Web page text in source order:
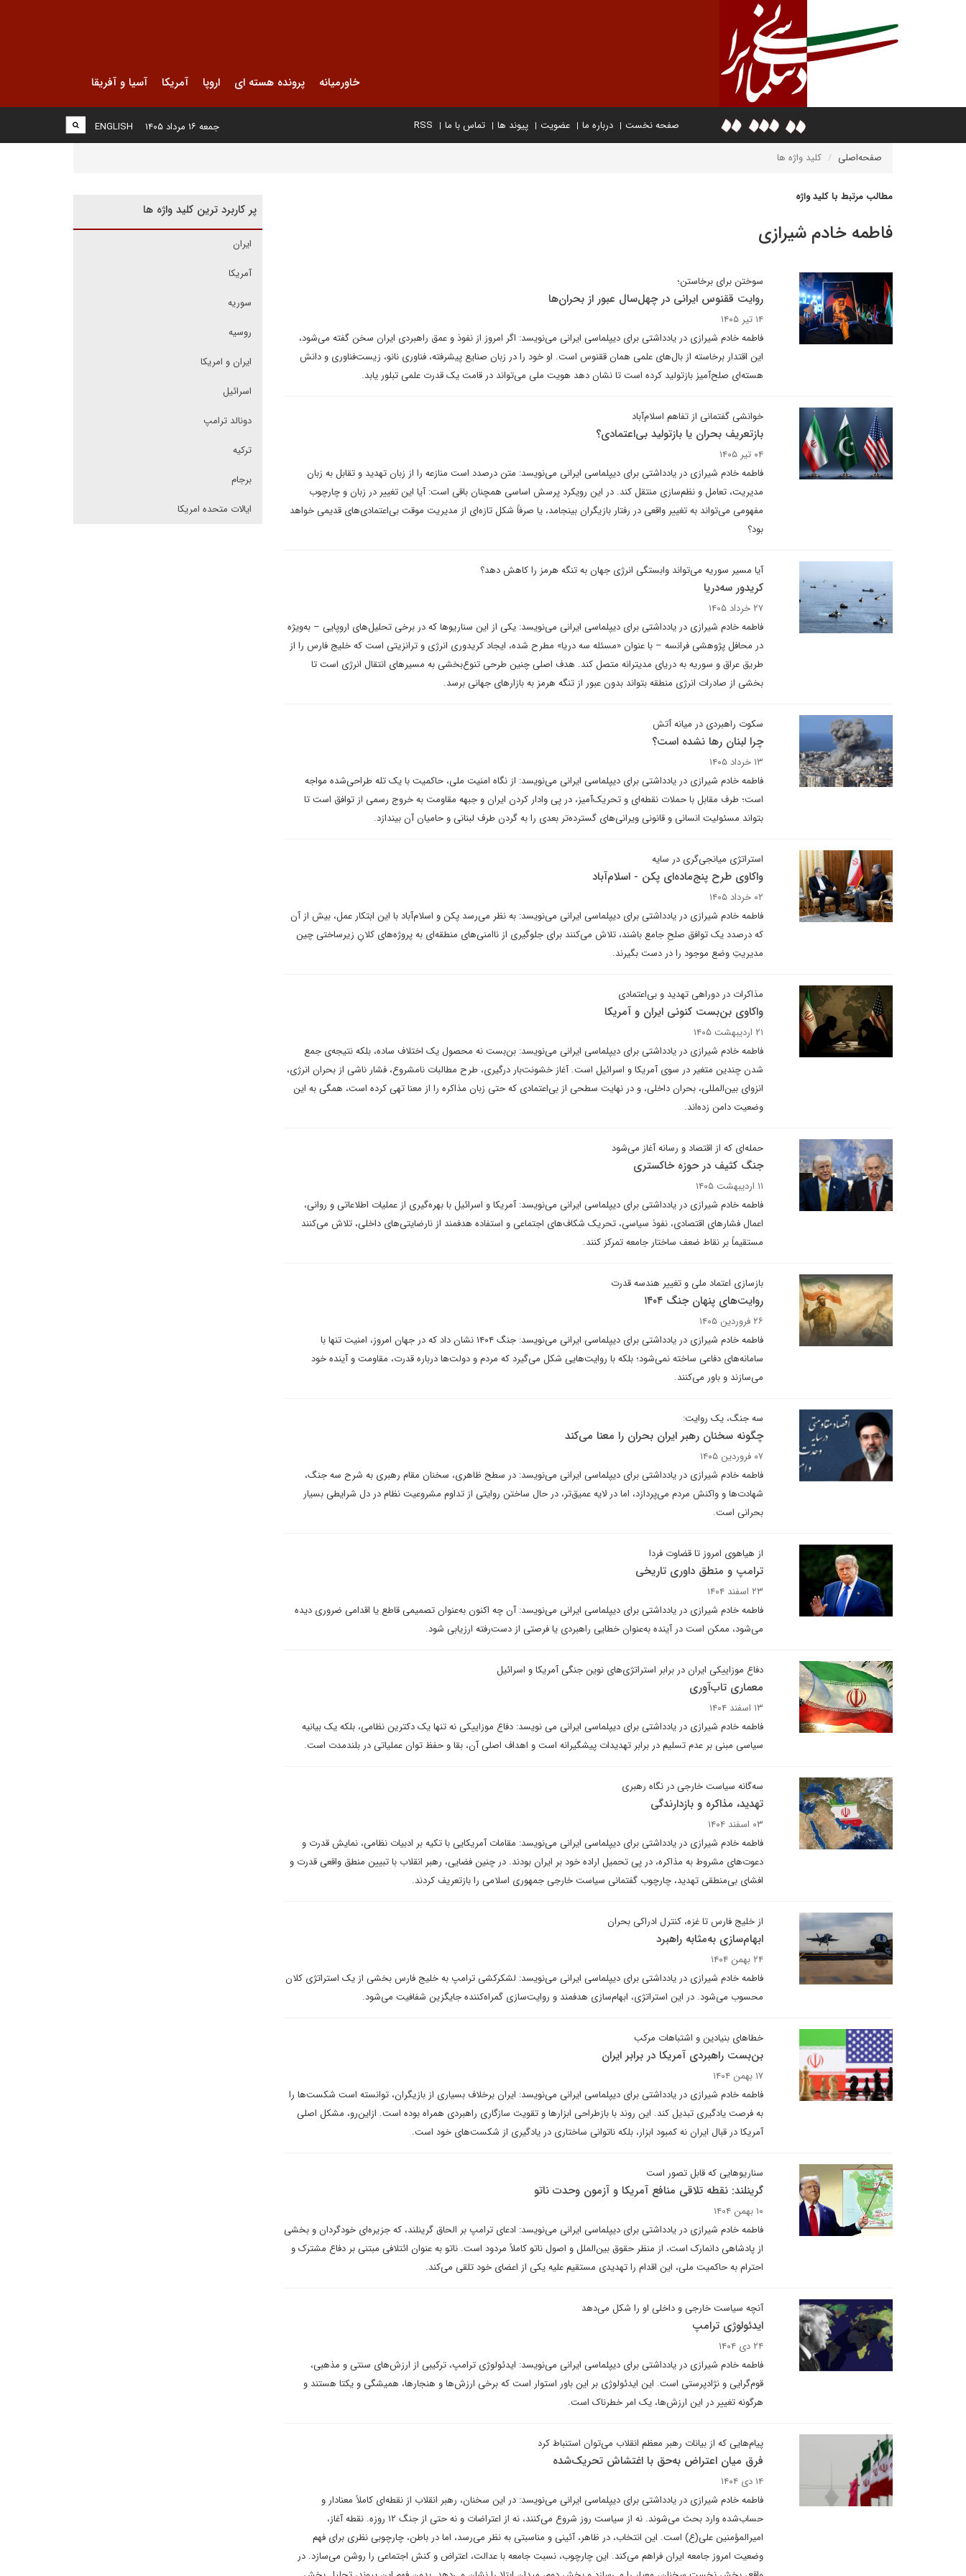
خاورمیانه پرونده هسته ای اروپا آمریکا آسیا و آفریقا
صفحه نخست درباره ما عضویت پیوند ها تماس با ما RSS
ENGLISH جمعه ۱۶ مرداد ۱۴۰۵
صفحه‌اصلی کلید واژه ها
مطالب مرتبط با کلید واژه
فاطمه خادم شیرازی
سوختن برای برخاستن؛
روایت ققنوس ایرانی در چهل‌سال عبور از بحران‌ها
۱۴ تیر ۱۴۰۵
فاطمه خادم شیرازی در یادداشتی برای دیپلماسی ایرانی می‌نویسد: اگر امروز از نفوذ و عمق راهبردی ایران سخن گفته می‌شود،
این اقتدار برخاسته از بال‌های علمی همان ققنوس است. او خود را در زبان صنایع پیشرفته، فناوری نانو، زیست‌فناوری و دانش
هسته‌ای صلح‌آمیز بازتولید کرده است تا نشان دهد هویت ملی می‌تواند در قامت یک قدرت علمی تبلور یابد.
خوانشی گفتمانی از تفاهم اسلام‌آباد
بازتعریف بحران یا بازتولید بی‌اعتمادی؟
۰۴ تیر ۱۴۰۵
فاطمه خادم شیرازی در یادداشتی برای دیپلماسی ایرانی می‌نویسد: متن درصدد است منازعه را از زبان تهدید و تقابل به زبان
مدیریت، تعامل و نظم‌سازی منتقل کند. در این رویکرد پرسش اساسی همچنان باقی است: آیا این تغییر در زبان و چارچوب
مفهومی می‌تواند به تغییر واقعی در رفتار بازیگران بینجامد، یا صرفاً شکل تازه‌ای از مدیریت موقت بی‌اعتمادی‌های قدیمی خواهد
بود؟
آیا مسیر سوریه می‌تواند وابستگی انرژی جهان به تنگه هرمز را کاهش دهد؟
کریدور سه‌دریا
۲۷ خرداد ۱۴۰۵
فاطمه خادم شیرازی در یادداشتی برای دیپلماسی ایرانی می‌نویسد: یکی از این سناریوها که در برخی تحلیل‌های اروپایی – به‌ویژه
در محافل پژوهشی فرانسه – با عنوان «مسئله سه دریا» مطرح شده، ایجاد کریدوری انرژی و ترانزیتی است که خلیج فارس را از
طریق عراق و سوریه به دریای مدیترانه متصل کند. هدف اصلی چنین طرحی تنوع‌بخشی به مسیرهای انتقال انرژی است تا
بخشی از صادرات انرژی منطقه بتواند بدون عبور از تنگه هرمز به بازارهای جهانی برسد.
سکوت راهبردی در میانه آتش
چرا لبنان رها نشده است؟
۱۳ خرداد ۱۴۰۵
فاطمه خادم شیرازی در یادداشتی برای دیپلماسی ایرانی می‌نویسد: از نگاه امنیت ملی، حاکمیت با یک تله طراحی‌شده مواجه
است؛ طرف مقابل با حملات نقطه‌ای و تحریک‌آمیز، در پی وادار کردن ایران و جبهه مقاومت به خروج رسمی از توافق است تا
بتواند مسئولیت انسانی و قانونی ویرانی‌های گسترده‌تر بعدی را به گردن طرف لبنانی و حامیان آن بیندازد.
استراتژی میانجی‌گری در سایه
واکاوی طرح پنج‌ماده‌ای پکن - اسلام‌آباد
۰۲ خرداد ۱۴۰۵
فاطمه خادم شیرازی در یادداشتی برای دیپلماسی ایرانی می‌نویسد: به نظر می‌رسد پکن و اسلام‌آباد با این ابتکار عمل، بیش از آن
که درصدد یک توافق صلحِ جامع باشند، تلاش می‌کنند برای جلوگیری از ناامنی‌های منطقه‌ای به پروژه‌های کلانِ زیرساختی چین
مدیریتِ وضع موجود را در دست بگیرند.
مذاکرات در دوراهی تهدید و بی‌اعتمادی
واکاوی بن‌بست کنونی ایران و آمریکا
۲۱ اردیبهشت ۱۴۰۵
فاطمه خادم شیرازی در یادداشتی برای دیپلماسی ایرانی می‌نویسد: بن‌بست نه محصول یک اختلاف ساده، بلکه نتیجه‌ی جمع
شدن چندین متغیر در سوی آمریکا و اسرائیل است. آغاز خشونت‌بار درگیری، طرح مطالبات نامشروع، فشار ناشی از بحران انرژی،
انزوای بین‌المللی، بحران داخلی، و در نهایت سطحی از بی‌اعتمادی که حتی زبان مذاکره را از معنا تهی کرده است، همگی به این
وضعیت دامن زده‌اند.
حمله‌ای که از اقتصاد و رسانه آغاز می‌شود
جنگ کثیف در حوزه خاکستری
۱۱ اردیبهشت ۱۴۰۵
فاطمه خادم شیرازی در یادداشتی برای دیپلماسی ایرانی می‌نویسد: آمریکا و اسرائیل با بهره‌گیری از عملیات اطلاعاتی و روانی،
اعمال فشارهای اقتصادی، نفوذ سیاسی، تحریک شکاف‌های اجتماعی و استفاده هدفمند از نارضایتی‌های داخلی، تلاش می‌کنند
مستقیماً بر نقاط ضعف ساختار جامعه تمرکز کنند.
بازسازی اعتماد ملی و تغییر هندسه قدرت
روایت‌های پنهان جنگ ۱۴۰۴
۲۶ فروردین ۱۴۰۵
فاطمه خادم شیرازی در یادداشتی برای دیپلماسی ایرانی می‌نویسد: جنگ ۱۴۰۴ نشان داد که در جهان امروز، امنیت تنها با
سامانه‌های دفاعی ساخته نمی‌شود؛ بلکه با روایت‌هایی شکل می‌گیرد که مردم و دولت‌ها درباره قدرت، مقاومت و آینده خود
می‌سازند و باور می‌کنند.
سه جنگ، یک روایت:
چگونه سخنان رهبر ایران بحران را معنا می‌کند
۰۷ فروردین ۱۴۰۵
فاطمه خادم شیرازی در یادداشتی برای دیپلماسی ایرانی می‌نویسد: در سطح ظاهری، سخنان مقام رهبری به شرح سه جنگ،
شهادت‌ها و واکنش مردم می‌پردازد، اما در لایه عمیق‌تر، در حال ساختن روایتی از تداوم مشروعیت نظام در دل شرایطی بسیار
بحرانی است.
از هیاهوی امروز تا قضاوت فردا
ترامپ و منطق داوری تاریخی
۲۳ اسفند ۱۴۰۴
فاطمه خادم شیرازی در یادداشتی برای دیپلماسی ایرانی می‌نویسد: آن چه اکنون به‌عنوان تصمیمی قاطع یا اقدامی ضروری دیده
می‌شود، ممکن است در آینده به‌عنوان خطایی راهبردی یا فرصتی از دست‌رفته ارزیابی شود.
دفاع موزاییکی ایران در برابر استراتژی‌های نوین جنگی آمریکا و اسرائیل
معماری تاب‌آوری
۱۳ اسفند ۱۴۰۴
فاطمه خادم شیرازی در یادداشتی برای دیپلماسی ایرانی می نویسد: دفاع موزاییکی نه تنها یک دکترین نظامی، بلکه یک بیانیه
سیاسی مبنی بر عدم تسلیم در برابر تهدیدات پیشگیرانه است و اهداف اصلی آن، بقا و حفظ توان عملیاتی در بلندمدت است.
سه‌گانه سیاست خارجی در نگاه رهبری
تهدید، مذاکره و بازدارندگی
۰۳ اسفند ۱۴۰۴
فاطمه خادم شیرازی در یادداشتی برای دیپلماسی ایرانی می‌نویسد: مقامات آمریکایی با تکیه بر ادبیات نظامی، نمایش قدرت و
دعوت‌های مشروط به مذاکره، در پی تحمیل اراده خود بر ایران بودند. در چنین فضایی، رهبر انقلاب با تبیین منطق واقعی قدرت و
افشای بی‌منطقی تهدید، چارچوب گفتمانی سیاست خارجی جمهوری اسلامی را بازتعریف کردند.
از خلیج فارس تا غزه، کنترل ادراکی بحران
ابهام‌سازی به‌مثابه راهبرد
۲۴ بهمن ۱۴۰۴
فاطمه خادم شیرازی در یادداشتی برای دیپلماسی ایرانی می‌نویسد: لشکرکشی ترامپ به خلیج فارس بخشی از یک استراتژی کلان
محسوب می‌شود. در این استراتژی، ابهام‌سازی هدفمند و روایت‌سازی گمراه‌کننده جایگزین شفافیت می‌شود.
خطاهای بنیادین و اشتباهات مرکب
بن‌بست راهبردی آمریکا در برابر ایران
۱۷ بهمن ۱۴۰۴
فاطمه خادم شیرازی در یادداشتی برای دیپلماسی ایرانی می‌نویسد: ایران برخلاف بسیاری از بازیگران، توانسته است شکست‌ها را
به فرصت یادگیری تبدیل کند. این روند با بازطراحی ابزارها و تقویت سازگاری راهبردی همراه بوده است. ازاین‌رو، مشکل اصلی
آمریکا در قبال ایران نه کمبود ابزار، بلکه ناتوانی ساختاری در یادگیری از شکست‌های خود است.
سناریوهایی که قابل تصور است
گرینلند: نقطه تلاقی منافع آمریکا و آزمون وحدت ناتو
۱۰ بهمن ۱۴۰۴
فاطمه خادم شیرازی در یادداشتی برای دیپلماسی ایرانی می‌نویسد: ادعای ترامپ بر الحاق گرینلند، که جزیره‌ای خودگردان و بخشی
از پادشاهی دانمارک است، از منظر حقوق بین‌الملل و اصول ناتو کاملاً مردود است. ناتو به عنوان ائتلافی مبتنی بر دفاع مشترک و
احترام به حاکمیت ملی، این اقدام را تهدیدی مستقیم علیه یکی از اعضای خود تلقی می‌کند.
آنچه سیاست خارجی و داخلی او را شکل می‌دهد
ایدئولوژی ترامپ
۲۴ دی ۱۴۰۴
فاطمه خادم شیرازی در یادداشتی برای دیپلماسی ایرانی می‌نویسد: ایدئولوژی ترامپ، ترکیبی از ارزش‌های سنتی و مذهبی،
قوم‌گرایی و نژادپرستی است. این ایدئولوژی بر این باور استوار است که برخی ارزش‌ها و هنجارها، همیشگی و یکتا هستند و
هرگونه تغییر در این ارزش‌ها، یک امر خطرناک است.
پیام‌هایی که از بیانات رهبر معظم انقلاب می‌توان استنباط کرد
فرق میان اعتراض به‌حق با اغتشاش تحریک‌شده
۱۴ دی ۱۴۰۴
فاطمه خادم شیرازی در یادداشتی برای دیپلماسی ایرانی می‌نویسد: در این سخنان، رهبر انقلاب از نقطه‌ای کاملاً معنادار و
حساب‌شده وارد بحث می‌شوند. نه از سیاست روز شروع می‌کنند، نه از اعتراضات و نه حتی از جنگ ۱۲ روزه. نقطه آغاز،
امیرالمؤمنین علی(ع) است. این انتخاب، در ظاهر، آئینی و مناسبتی به نظر می‌رسد، اما در باطن، چارچوبی نظری برای فهم
وضعیت امروز جامعه ایران فراهم می‌کند. این چارچوب، نسبت جامعه با عدالت، اعتراض و کنش اجتماعی را روشن می‌سازد. در
پر کاربرد ترین کلید واژه ها
ایران
آمریکا
سوریه
روسیه
ایران و امریکا
اسرائیل
دونالد ترامپ
ترکیه
برجام
ایالات متحده امریکا